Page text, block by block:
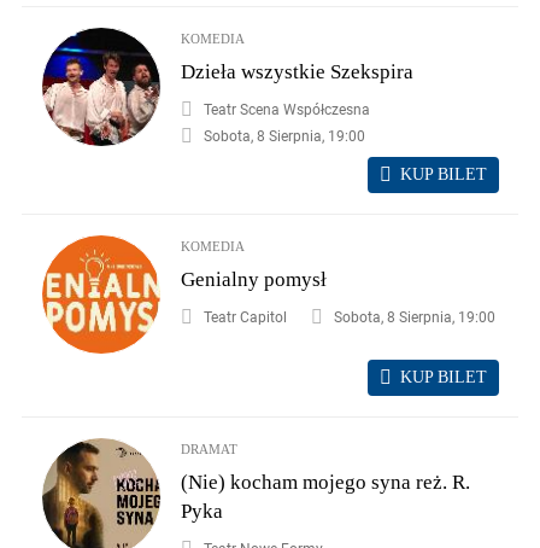
KOMEDIA
Dzieła wszystkie Szekspira
Teatr Scena Współczesna
Sobota, 8 Sierpnia, 19:00
KUP BILET
KOMEDIA
Genialny pomysł
Teatr Capitol Sobota, 8 Sierpnia, 19:00
KUP BILET
DRAMAT
(Nie) kocham mojego syna reż. R.
Pyka